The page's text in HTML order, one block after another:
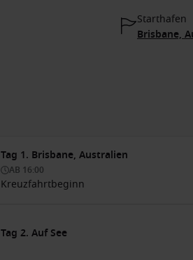
Starthafen
Brisbane,
Tag 1. Brisbane, Australien
AB 16:00
Kreuzfahrtbeginn
Tag 2. Auf See